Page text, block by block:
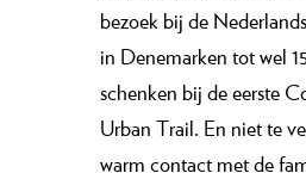
bezoek bij de
in Denemarken tot wel
schenken bij de eerste
Urban Trail. En niet te
warm contact met de